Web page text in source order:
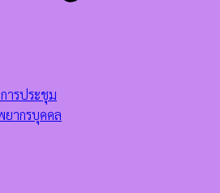
ารประชุม
ยากรบุคคล